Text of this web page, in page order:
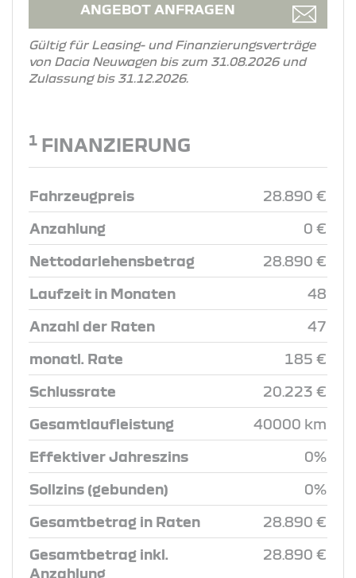
ANGEBOT ANFRAGEN
Gültig für Leasing- und Finanzierungsverträge
von Dacia Neuwagen bis zum 31.08.2026 und
Zulassung bis 31.12.2026.
1 FINANZIERUNG
Fahrzeugpreis 28.890 €
Anzahlung 0 €
Nettodarlehensbetrag 28.890 €
Laufzeit in Monaten 48
Anzahl der Raten 47
monatl. Rate 185 €
Schlussrate 20.223 €
Gesamtlaufleistung 40000 km
Effektiver Jahreszins 0%
Sollzins (gebunden) 0%
Gesamtbetrag in Raten 28.890 €
Gesamtbetrag inkl.
Anzahlung
28.890 €